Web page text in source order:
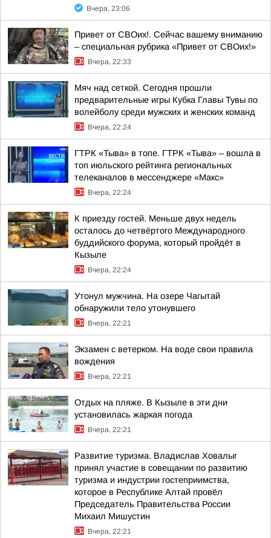
Вчера, 23:06
Привет от СВОих!. Сейчас вашему вниманию
– специальная рубрика «Привет от СВОих!»
Вчера, 22:33
Мяч над сеткой. Сегодня прошли
предварительные игры Кубка Главы Тувы по
волейболу среди мужских и женских команд
Вчера, 22:24
ГТРК «Тыва» в топе. ГТРК «Тыва» – вошла в
топ июльского рейтинга региональных
телеканалов в мессенджере «Макс»
Вчера, 22:24
К приезду гостей. Меньше двух недель
осталось до четвёртого Международного
буддийского форума, который пройдёт в
Кызыле
Вчера, 22:24
Утонул мужчина. На озере Чагытай
обнаружили тело утонувшего
Вчера, 22:21
Экзамен с ветерком. На воде свои правила
вождения
Вчера, 22:21
Отдых на пляже. В Кызыле в эти дни
установилась жаркая погода
Вчера, 22:21
Развитие туризма. Владислав Ховалыг
принял участие в совещании по развитию
туризма и индустрии гостеприимства,
которое в Республике Алтай провёл
Председатель Правительства России
Михаил Мишустин
Вчера, 22:21